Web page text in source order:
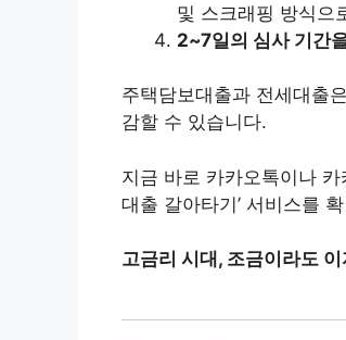
및 스크래핑 방식으
2~7일의 심사 기간
주택담보대출과 전세대출
감할 수 있습니다.
지금 바로 카카오톡이나 카
대출 갈아타기’ 서비스를
고금리 시대, 조금이라도